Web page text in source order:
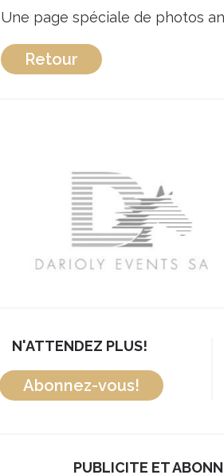
Une page spéciale de photos
Retour
N'ATTENDEZ PLUS!
Abonnez-vous!
PUBLICITE ET